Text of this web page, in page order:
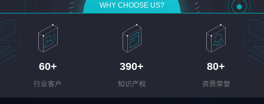
WHY CHOOSE US?
60+
行业客户
390+
知识产权
80+
资质荣誉